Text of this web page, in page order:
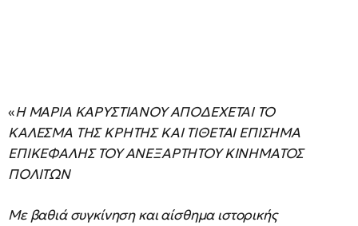
«Η ΜΑΡΙΑ ΚΑΡΥΣΤΙΑΝΟΥ ΑΠΟΔΕΧΕΤΑΙ ΤΟ
ΚΑΛΕΣΜΑ ΤΗΣ ΚΡΗΤΗΣ ΚΑΙ ΤΙΘΕΤΑΙ ΕΠΙΣΗΜΑ
ΕΠΙΚΕΦΑΛΗΣ ΤΟΥ ΑΝΕΞΑΡΤΗΤΟΥ ΚΙΝΗΜΑΤΟΣ
ΠΟΛΙΤΩΝ
Με βαθιά συγκίνηση και αίσθημα ιστορικής